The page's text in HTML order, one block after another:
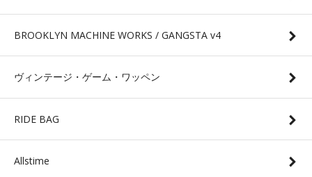
BROOKLYN MACHINE WORKS / GANGSTA v4
ヴィンテージ・ゲーム・ワッペン
RIDE BAG
Allstime